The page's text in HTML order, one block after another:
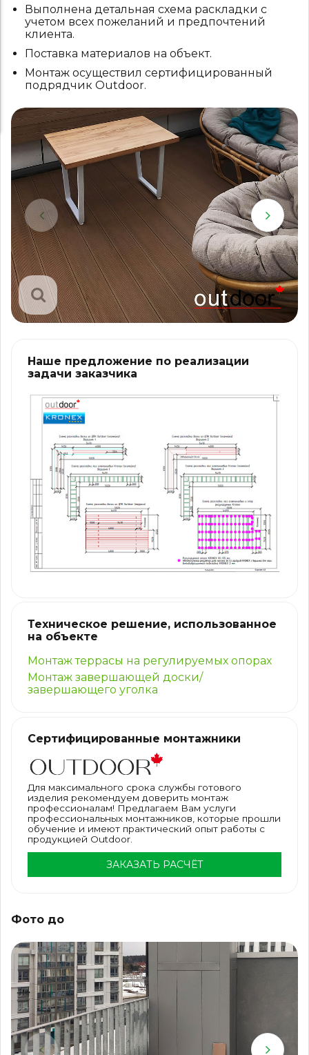
Выполнена детальная схема раскладки с
учетом всех пожеланий и предпочтений
клиента.
Поставка материалов на объект.
Монтаж осуществил сертифицированный
подрядчик Outdoor.
Наше предложение по реализации
задачи заказчика
Техническое решение, использованное
на объекте
Монтаж террасы на регулируемых опорах
Монтаж завершающей доски/
завершающего уголка
Сертифицированные монтажники
Для максимального срока службы готового
изделия рекомендуем доверить монтаж
профессионалам! Предлагаем Вам услуги
профессиональных монтажников, которые прошли
обучение и имеют практический опыт работы с
продукцией Outdoor.
ЗАКАЗАТЬ РАСЧЁТ
Фото до